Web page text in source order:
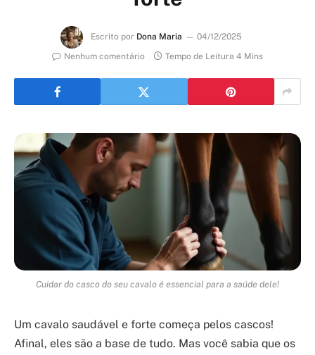
Escrito por Dona Maria
04/12/2025
Nenhum comentário
Tempo de Leitura 4 Mins
Cuidar do casco do seu cavalo é essencial para a saúde dele!
Um cavalo saudável e forte começa pelos cascos!
Afinal, eles são a base de tudo. Mas você sabia que os